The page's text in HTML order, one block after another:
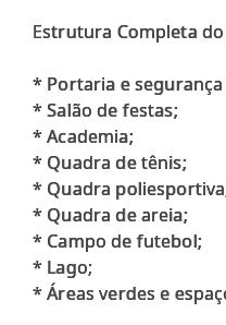
Estrutura Completa
* Portaria e
* Salão de festas;
* Academia;
* Quadra de tênis;
* Quadra
* Quadra de areia;
* Campo de futebol;
* Lago;
* Áreas verdes e